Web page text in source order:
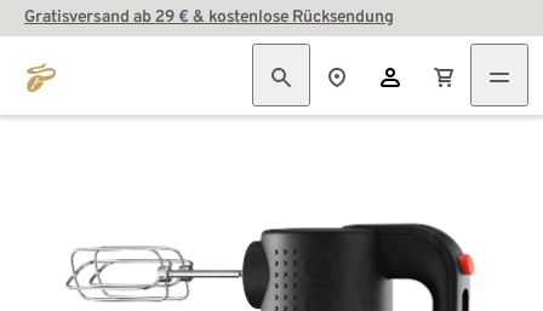
Gratisversand ab 29 € & kostenlose Rücksendung